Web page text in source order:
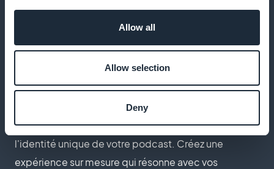
Allow all
Allow selection
Deny
Personnalisation avancée
Adaptez la page d'abonnement pour refléter
l'identité unique de votre podcast. Créez une
expérience sur mesure qui résonne avec vos